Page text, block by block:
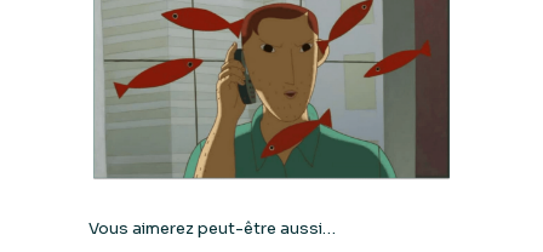
Vous aimerez peut-être aussi…